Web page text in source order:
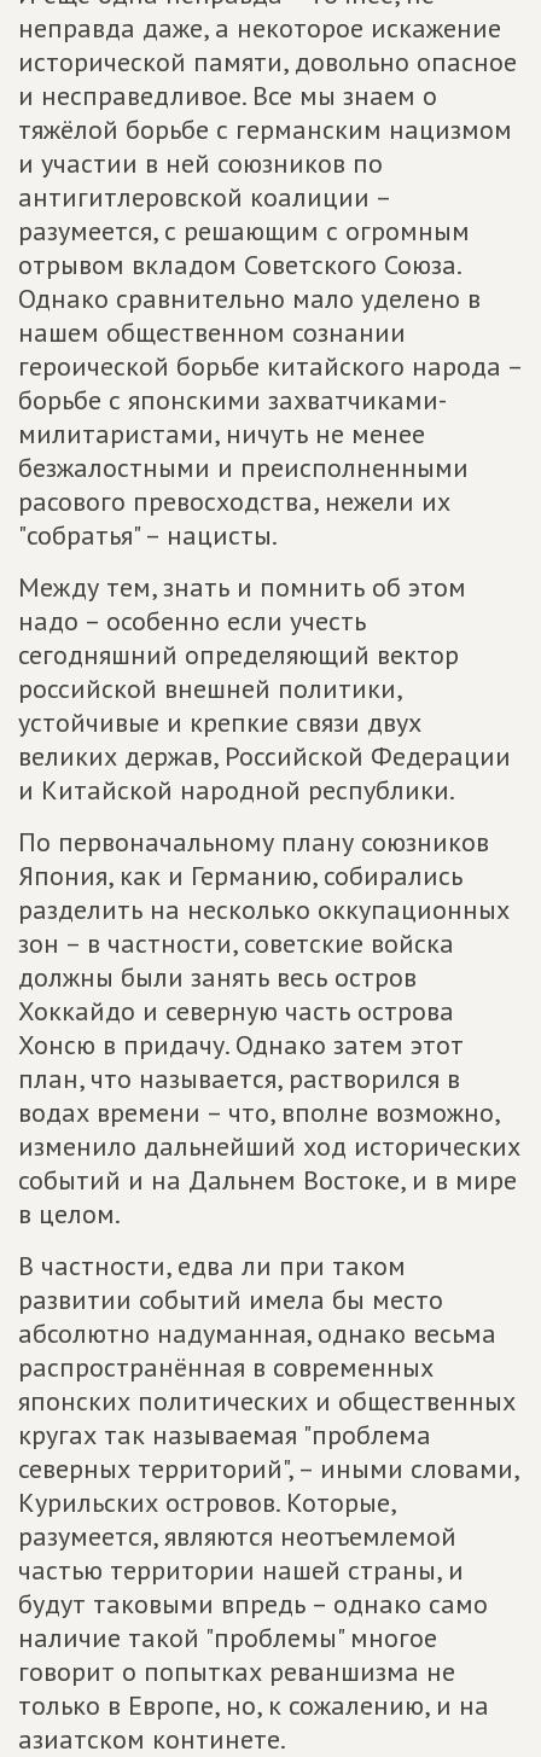
неправда даже, а некоторое искажение
исторической памяти, довольно опасное
и несправедливое. Все мы знаем о
тяжёлой борьбе с германским нацизмом
и участии в ней союзников по
антигитлеровской коалиции –
разумеется, с решающим с огромным
отрывом вкладом Советского Союза.
Однако сравнительно мало уделено в
нашем общественном сознании
героической борьбе китайского народа –
борьбе с японскими захватчиками-
милитаристами, ничуть не менее
безжалостными и преисполненными
расового превосходства, нежели их
"собратья" – нацисты.
Между тем, знать и помнить об этом
надо – особенно если учесть
сегодняшний определяющий вектор
российской внешней политики,
устойчивые и крепкие связи двух
великих держав, Российской Федерации
и Китайской народной республики.
По первоначальному плану союзников
Япония, как и Германию, собирались
разделить на несколько оккупационных
зон – в частности, советские войска
должны были занять весь остров
Хоккайдо и северную часть острова
Хонсю в придачу. Однако затем этот
план, что называется, растворился в
водах времени – что, вполне возможно,
изменило дальнейший ход исторических
событий и на Дальнем Востоке, и в мире
в целом.
В частности, едва ли при таком
развитии событий имела бы место
абсолютно надуманная, однако весьма
распространённая в современных
японских политических и общественных
кругах так называемая "проблема
северных территорий", – иными словами,
Курильских островов. Которые,
разумеется, являются неотъемлемой
частью территории нашей страны, и
будут таковыми впредь – однако само
наличие такой "проблемы" многое
говорит о попытках реваншизма не
только в Европе, но, к сожалению, и на
азиатском континете.